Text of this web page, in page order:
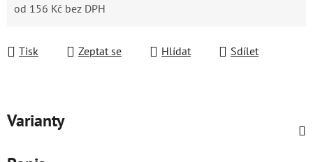
od 156 Kč bez DPH
Tisk
Zeptat se Hlídat Sdílet
Varianty